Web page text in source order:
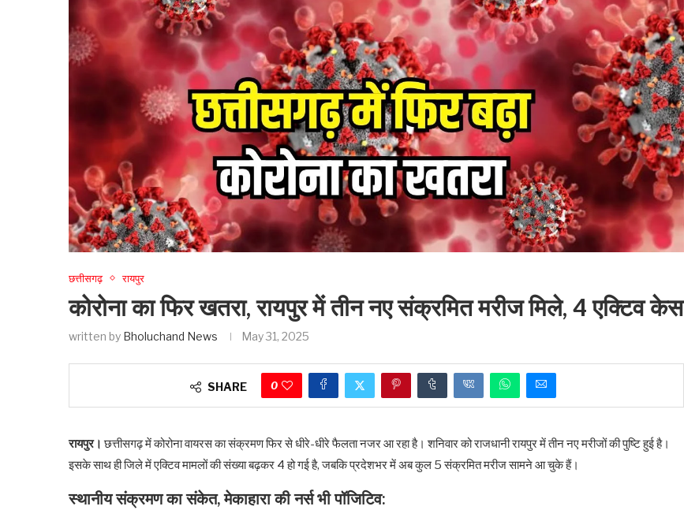
छत्तीसगढ़ रायपुर
कोरोना का फिर खतरा, रायपुर में तीन नए संक्रमित मरीज मिले, 4 एक्टिव केस
written by Bholuchand News May 31, 2025
SHARE 0
रायपुर। छत्तीसगढ़ में कोरोना वायरस का संक्रमण फिर से धीरे-धीरे फैलता नजर आ रहा है। शनिवार को राजधानी रायपुर में तीन नए मरीजों की पुष्टि हुई है।
इसके साथ ही जिले में एक्टिव मामलों की संख्या बढ़कर 4 हो गई है, जबकि प्रदेशभर में अब कुल 5 संक्रमित मरीज सामने आ चुके हैं।
स्थानीय संक्रमण का संकेत, मेकाहारा की नर्स भी पॉजिटिव: